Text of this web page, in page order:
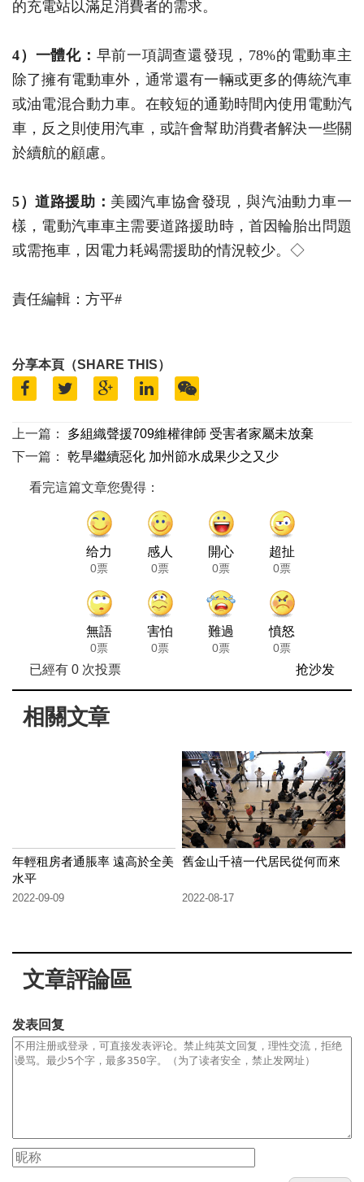
的充電站以滿足消費者的需求。
4）一體化： 早前一項調查還發現，78%的電動車主
除了擁有電動車外，通常還有一輛或更多的傳統汽車
或油電混合動力車。在較短的通勤時間內使用電動汽
車，反之則使用汽車，或許會幫助消費者解決一些關
於續航的顧慮。
5）道路援助 ： 美國汽車協會發現，與汽油動力車一
樣，電動汽車車主需要道路援助時，首因輪胎出問題
或需拖車，因電力耗竭需援助的情況較少。◇
責任編輯：方平#
分享本頁（SHARE THIS）
上一篇：
多組織聲援709維權律師 受害者家屬未放棄
下一篇：
乾旱繼續惡化 加州節水成果少之又少
看完這篇文章您覺得：
给力
0票
感人
0票
開心
0票
超扯
0票
無語
0票
害怕
0票
難過
0票
憤怒
0票
已經有 0次投票 抢沙发
相關文章
年輕租房者通脹率 遠高於全美
水平
2022-09-09
舊金山千禧一代居民從何而來
2022-08-17
文章評論區
发表回复